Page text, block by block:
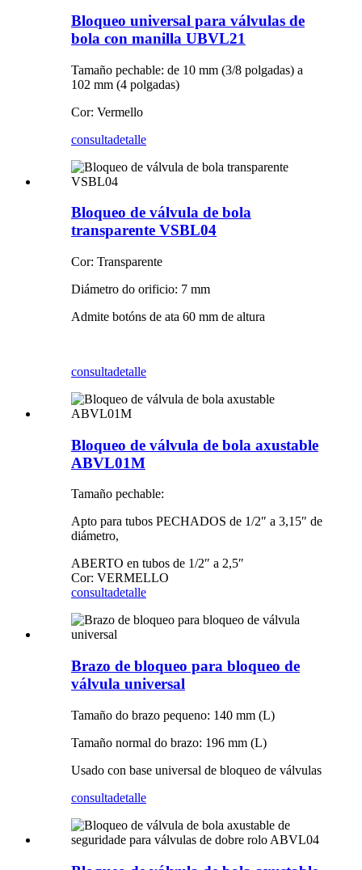
Bloqueo universal para válvulas de
bola con manilla UBVL21
Tamaño pechable: de 10 mm (3/8 polgadas) a
102 mm (4 polgadas)
Cor: Vermello
consultadetalle
Bloqueo de válvula de bola
transparente VSBL04
Cor: Transparente
Diámetro do orificio: 7 mm
Admite botóns de ata 60 mm de altura
consultadetalle
Bloqueo de válvula de bola axustable
ABVL01M
Tamaño pechable:
Apto para tubos PECHADOS de 1/2″ a 3,15″ de
diámetro,
ABERTO en tubos de 1/2″ a 2,5″
Cor: VERMELLO
consultadetalle
Brazo de bloqueo para bloqueo de
válvula universal
Tamaño do brazo pequeno: 140 mm (L)
Tamaño normal do brazo: 196 mm (L)
Usado con base universal de bloqueo de válvulas
consultadetalle